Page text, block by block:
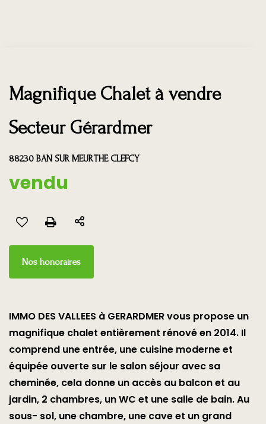
Magnifique Chalet à vendre
Secteur Gérardmer
88230 BAN SUR MEURTHE CLEFCY
vendu
Nos honoraires
IMMO DES VALLEES à GERARDMER vous propose un
magnifique chalet entièrement rénové en 2014. Il
comprend une entrée, une cuisine moderne et
équipée ouverte sur le salon séjour avec sa
cheminée, cela donne un accès au balcon et au
jardin, 2 chambres, un WC et une salle de bain. Au
sous- sol, une chambre, une cave et un grand